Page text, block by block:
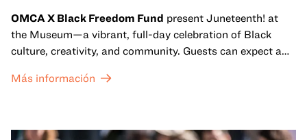
OMCA X Black Freedom Fund present Juneteenth! at
the Museum—a vibrant, full-day celebration of Black
culture, creativity, and community. Guests can expect a
sets from boundary-pushing artists, delicious offerings
move, make, and connect in celebration of Black culture.
Más información